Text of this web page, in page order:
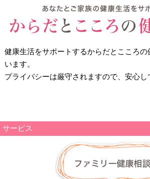
健康生活をサポートするからだとこころの
います。
プライバシーは厳守されますので、安心し